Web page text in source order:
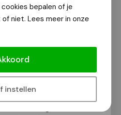
bepalen of je
niet. Lees meer in onze
instellen
ondernemers
van het Stadhuis voor
HaringParty,
op de regionale
Bruls opende het
een feestelijk
de keuring van de